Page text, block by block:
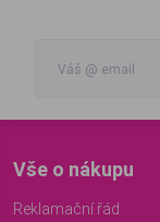
Vše o nákupu
Reklamační řád